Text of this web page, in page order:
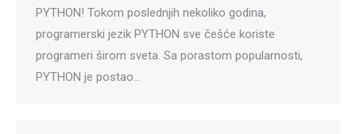
PYTHON! Tokom poslednjih nekoliko godina,
programerski jezik PYTHON sve češće koriste
programeri širom sveta. Sa porastom popularnosti,
PYTHON je postao…